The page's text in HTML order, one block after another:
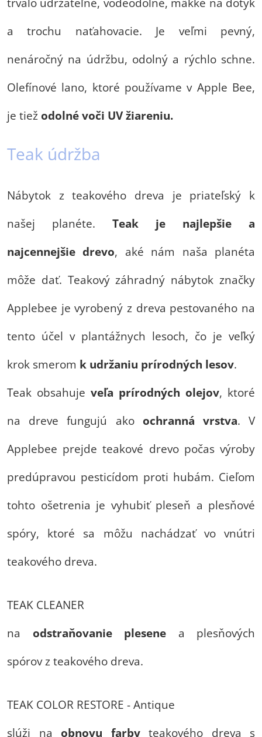
a trochu naťahovacie. Je veľmi pevný,
nenáročný na údržbu, odolný a rýchlo schne.
Olefínové lano, ktoré používame v Apple Bee,
je tiež odolné voči UV žiareniu.
Teak údržba
Nábytok z teakového dreva je priateľský k
našej planéte. Teak je najlepšie a
najcennejšie drevo, aké nám naša planéta
môže dať. Teakový záhradný nábytok značky
Applebee je vyrobený z dreva pestovaného na
tento účel v plantážnych lesoch, čo je veľký
krok smerom k udržaniu prírodných lesov.
Teak obsahuje veľa prírodných olejov, ktoré
na dreve fungujú ako ochranná vrstva. V
Applebee prejde teakové drevo počas výroby
predúpravou pesticídom proti hubám. Cieľom
tohto ošetrenia je vyhubiť pleseň a plesňové
spóry, ktoré sa môžu nachádzať vo vnútri
teakového dreva.
TEAK CLEANER
na odstraňovanie plesene a plesňových
spórov z teakového dreva.
TEAK COLOR RESTORE - Antique
slúži na obnovu farby teakového dreva s